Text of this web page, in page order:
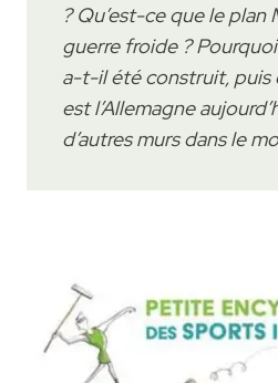
? Qu’est-ce que le plan
guerre froide ?
a-t-il été construit, puis
est l’Allemagne
d’autres murs dans le